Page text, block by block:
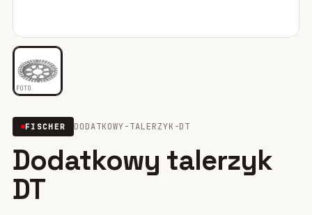
Mocowania ociepleń 28
Mocowania do rusztowań
Wiertła i narzędzia
Mocowania elektryczne
Wkręty
Firestop
FOTO
FISCHER DODATKOWY-TALERZYK-DT
Dodatkowy talerzyk
DT